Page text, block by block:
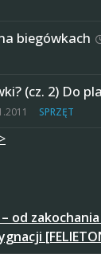
biegówkach
(cz. 2) Do
SPRZĘT
od